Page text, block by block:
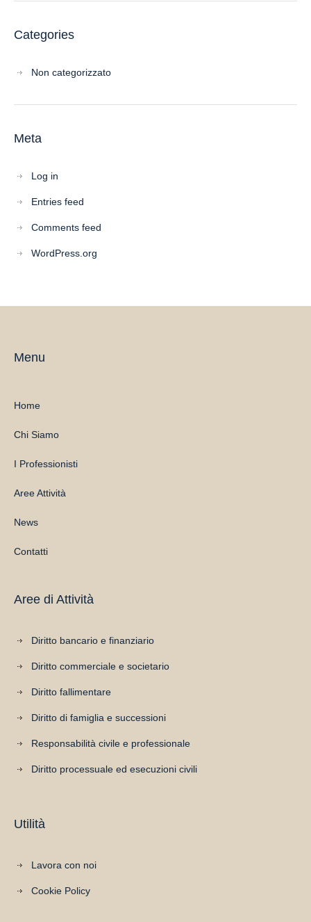
Categories
Non categorizzato
Meta
Log in
Entries feed
Comments feed
WordPress.org
Menu
Home
Chi Siamo
I Professionisti
Aree Attività
News
Contatti
Aree di Attività
Diritto bancario e finanziario
Diritto commerciale e societario
Diritto fallimentare
Diritto di famiglia e successioni
Responsabilità civile e professionale
Diritto processuale ed esecuzioni civili
Utilità
Lavora con noi
Cookie Policy